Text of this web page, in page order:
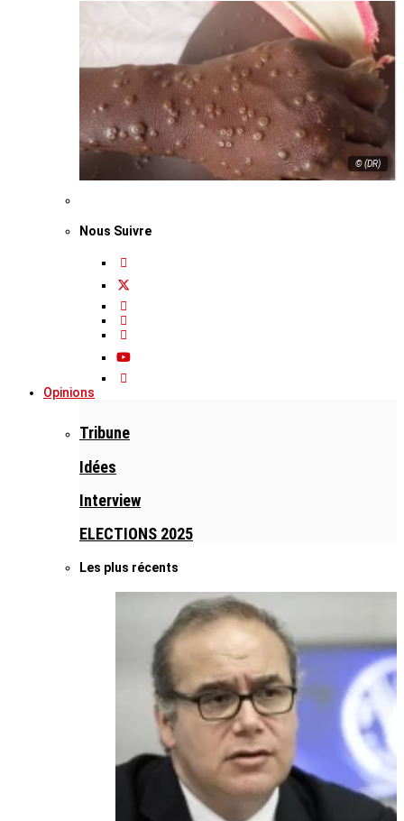
© (DR)
Nous Suivre
Opinions
Tribune
Idées
Interview
ELECTIONS 2025
Les plus récents